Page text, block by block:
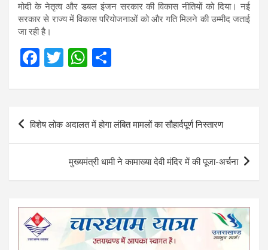
मोदी के नेतृत्व और डबल इंजन सरकार की विकास नीतियों को दिया। नई
सरकार से राज्य में विकास परियोजनाओं को और गति मिलने की उम्मीद जताई
जा रही है।
F
ce
b
o
T
tt
W
at
s
A
p
p
ar
e
Post
विशेष लोक अदालत में होगा लंबित मामलों का सौहार्दपूर्ण निस्तारण
मुख्यमंत्री धामी ने कामाख्या देवी मंदिर में की पूजा-अर्चना